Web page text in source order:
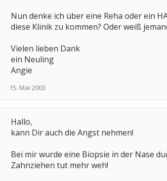
Nun denke ich über eine Reha oder ein
diese Klinik zu kommen? Oder weiß
Vielen lieben Dank
ein Neuling
Angie
15. Mai 2003
Hallo,
kann Dir auch die Angst nehmen!
Bei mir wurde eine Biopsie in der Nase
Zahnziehen tut mehr weh!